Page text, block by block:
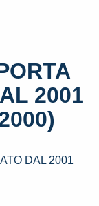
2001
DAL 2001